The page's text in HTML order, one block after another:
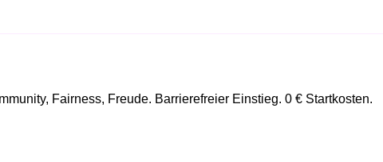
Fairness, Freude. Barrierefreier Einstieg. 0 € Startkosten.